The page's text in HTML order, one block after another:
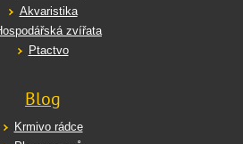
Akvaristika
zvířata
Ptactvo
Blog
Krmivo rádce